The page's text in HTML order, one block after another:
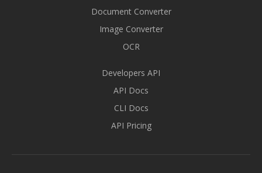
Document Converter
Image Converter
OCR
Developers API
API Docs
CLI Docs
API Pricing